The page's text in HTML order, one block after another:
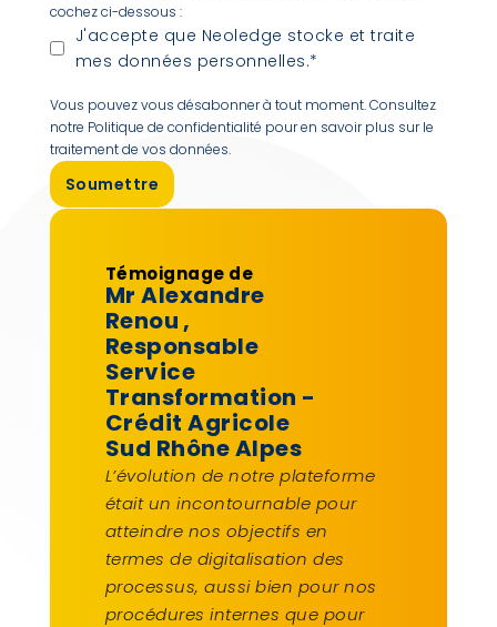
cochez ci-dessous :
J'accepte que Neoledge stocke et traite
mes données personnelles.*
Vous pouvez vous désabonner à tout moment. Consultez
notre Politique de confidentialité pour en savoir plus sur le
traitement de vos données.
Témoignage de
Mr Alexandre
Renou ,
Responsable
Service
Transformation -
Crédit Agricole
Sud Rhône Alpes
L’évolution de notre plateforme
était un incontournable pour
atteindre nos objectifs en
termes de digitalisation des
processus, aussi bien pour nos
procédures internes que pour